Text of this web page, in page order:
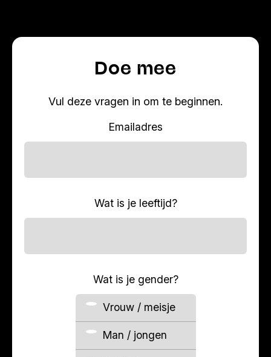
Doe mee
Vul deze vragen in om te beginnen.
Emailadres
Wat is je leeftijd?
Wat is je gender?
Vrouw / meisje
Man / jongen